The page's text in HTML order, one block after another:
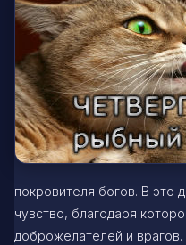
покровителя богов. В это
чувство, благодаря
доброжелателей и